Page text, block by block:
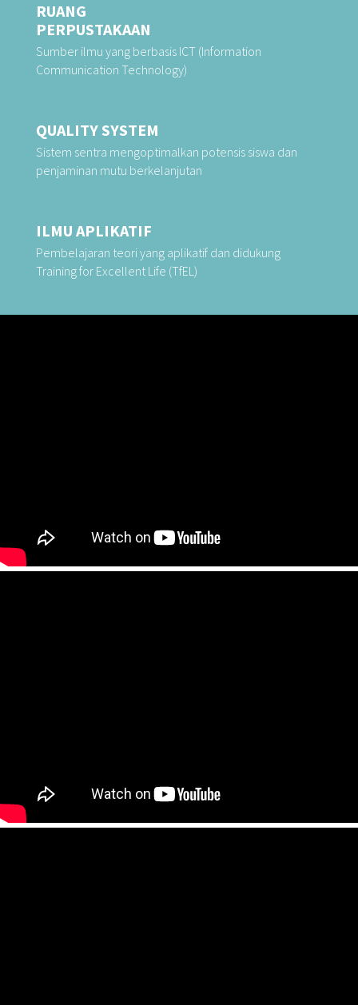
RUANG
PERPUSTAKAAN
Sumber ilmu yang berbasis ICT (Information
Communication Technology)
QUALITY SYSTEM
Sistem sentra mengoptimalkan potensis siswa dan
penjaminan mutu berkelanjutan
ILMU APLIKATIF
Pembelajaran teori yang aplikatif dan didukung
Training for Excellent Life (TfEL)